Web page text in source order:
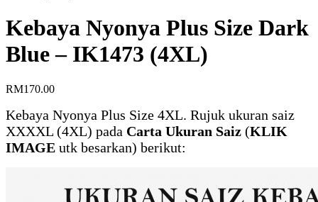
Kebaya Nyonya Plus Size Dark
Blue – IK1473 (4XL)
RM170.00
Kebaya Nyonya Plus Size 4XL. Rujuk ukuran saiz
XXXXL (4XL) pada Carta Ukuran Saiz (KLIK
IMAGE utk besarkan) berikut: